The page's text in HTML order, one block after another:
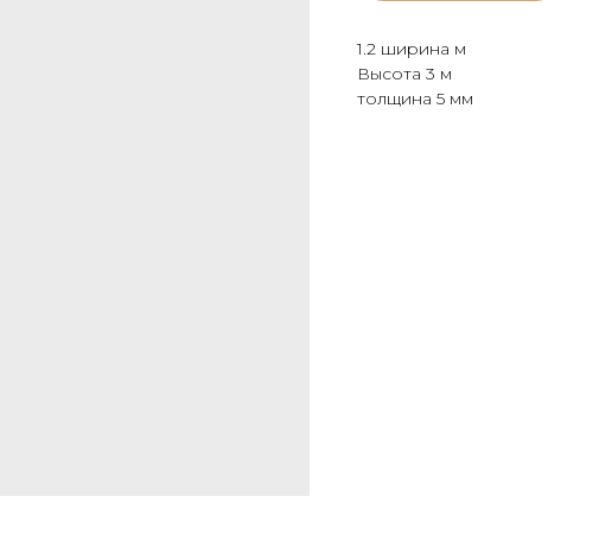
1.2 ширина м
Высота 3 м
толщина 5 мм